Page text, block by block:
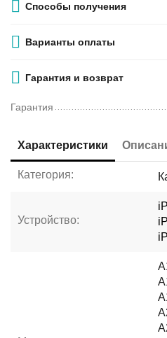
Способы получения
Варианты оплаты
Гарантия и возврат
Гарантия
Характеристики
Категория:
Устройство: